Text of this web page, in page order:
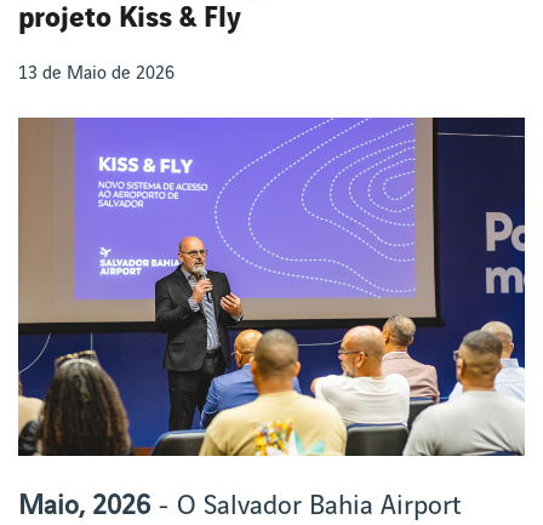
projeto Kiss & Fly
13 de Maio de 2026
Maio, 2026 - O Salvador Bahia Airport